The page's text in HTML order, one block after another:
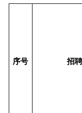
序号 招